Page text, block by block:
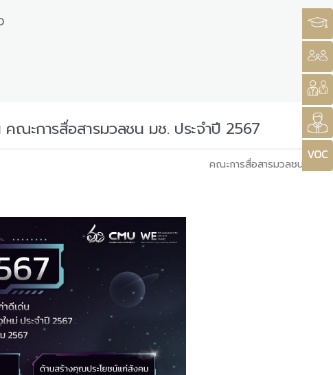
ณะการสื่อสารมวลชน มช. ประจำปี 2567
คณะการสื่อสารมวลชน